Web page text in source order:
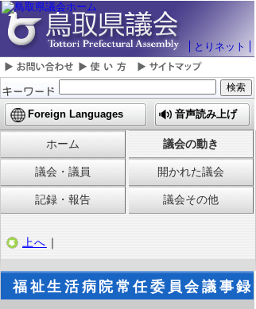
とりネット
Foreign Languages 音声読み上げ
ホーム 議会の動き
議会・議員 開かれた議会
記録・報告 議会その他
上へ ｜
福祉生活病院常任委員会議事録